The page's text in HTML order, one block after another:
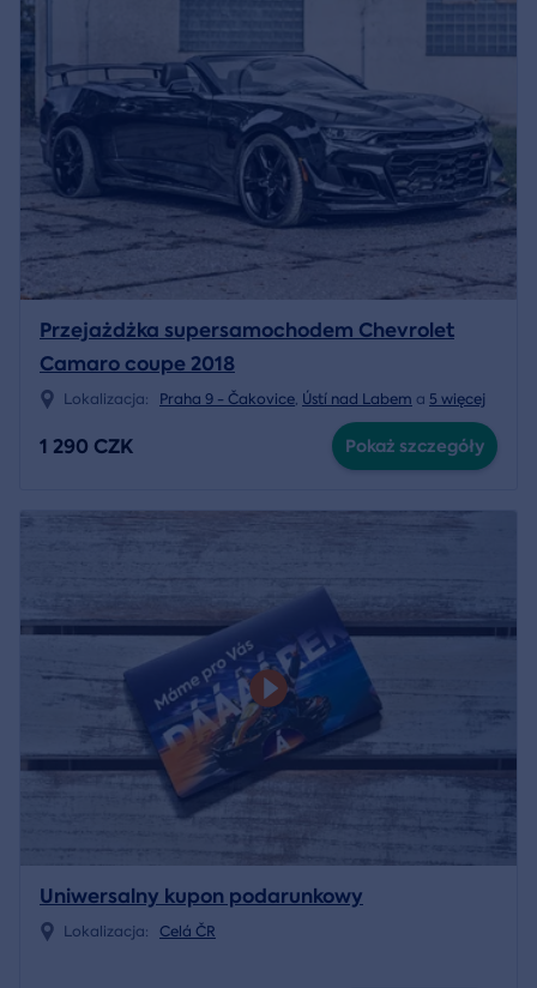
Przejażdżka supersamochodem Chevrolet
Camaro coupe 2018
Lokalizacja: Praha 9 - Čakovice, Ústí nad Labem a 5 więcej
1 290 CZK Pokaż szczegóły
Uniwersalny kupon podarunkowy
Lokalizacja: Celá ČR